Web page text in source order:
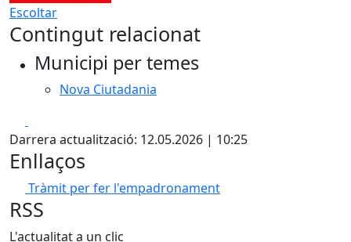
Escoltar
Contingut relacionat
Municipi per temes
Nova Ciutadania
Darrera actualització: 12.05.2026 | 10:25
Enllaços
Tràmit per fer l'empadronament
RSS
L'actualitat a un clic